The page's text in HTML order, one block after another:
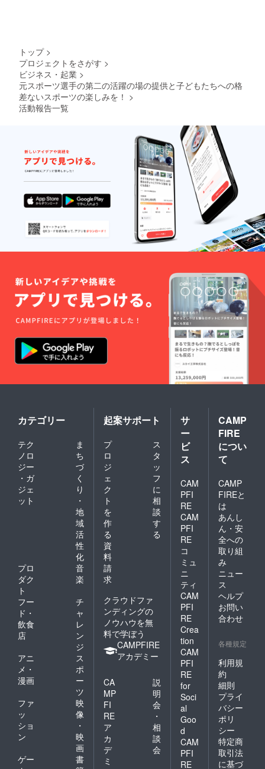
トップ >
プロジェクトをさがす >
ビジネス・起業 >
元スポーツ選手の第二の活躍の場の提供と子どもたちへの格
差ないスポーツの楽しみを！ >
活動報告一覧
カテゴリー
テク
ノロ
ジー
・ガ
ジェ
ット
ま
ち
づ
く
り
・
地
域
活
性
化
プロ
ダク
ト
音
楽
フー
ド・
飲食
店
チ
ャ
レ
ン
ジ
アニ
メ・
漫画
ス
ポ
ー
ツ
ファ
ッ
ショ
ン
映
像
・
映
画
ゲー
書
起案サポート
プ
ロ
ジ
ェ
ク
ト
を
作
る
ス
タ
ッ
フ
に
相
談
す
る
資
料
請
求
クラウドファ
ンディングの
ノウハウを無
料で学ぼう
CAMPFIRE
アカデミー
CA
MP
FI
RE
ア
カ
デ
ミ
説
明
会
・
相
談
会
サ
ー
ビ
ス
CAM
PFI
RE
CAM
PFI
RE
コ
ミュ
ニ
ティ
CAM
PFI
RE
Crea
tion
CAM
PFI
RE
for
Soci
al
Goo
d
CAM
PFI
RE
CAMP
FIRE
につい
て
CAMP
FIREと
は
あんし
ん・安
全への
取り組
み
ニュー
ス
ヘルプ
お問い
合わせ
各種規定
利用規
約
細則
プライ
バシー
ポリ
シー
特定商
取引法
に基づ